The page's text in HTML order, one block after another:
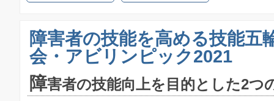
障害者の技能を高める技能五
会・アビリンピック2021
障害者の技能向上を目的とした2つ